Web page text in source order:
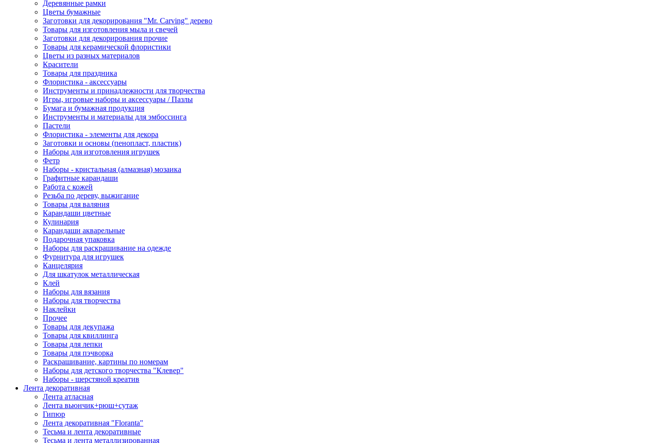
Деревянные рамки
Цветы бумажные
Заготовки для декорирования "Mr. Carving" дерево
Товары для изготовления мыла и свечей
Заготовки для декорирования прочие
Товары для керамической флористики
Цветы из разных материалов
Красители
Товары для праздника
Флористика - аксессуары
Инструменты и принадлежности для творчества
Игры, игровые наборы и аксессуары / Пазлы
Бумага и бумажная продукция
Инструменты и материалы для эмбоссинга
Пастели
Флористика - элементы для декора
Заготовки и основы (пенопласт, пластик)
Наборы для изготовления игрушек
Фетр
Наборы - кристальная (алмазная) мозаика
Графитные карандаши
Работа с кожей
Резьба по дереву, выжигание
Товары для валяния
Карандаши цветные
Кулинария
Карандаши акварельные
Подарочная упаковка
Наборы для раскрашивание на одежде
Фурнитура для игрушек
Канцелярия
Для шкатулок металлическая
Клей
Наборы для вязания
Наборы для творчества
Наклейки
Прочее
Товары для декупажа
Товары для квиллинга
Товары для лепки
Товары для пэчворка
Раскрашивание, картины по номерам
Наборы для детского творчества "Клевер"
Наборы - шерстяной креатив
Лента декоративная
Лента атласная
Лента вьюнчик+рюш+сутаж
Гипюр
Лента декоративная "Floranta"
Тесьма и лента декоративные
Тесьма и лента металлизированная